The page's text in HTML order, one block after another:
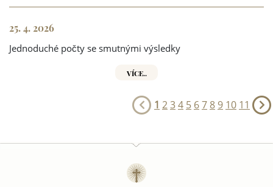
25. 4. 2026
Jednoduché počty se smutnými výsledky
VÍCE..
1 234 5 67 8 9 10 11